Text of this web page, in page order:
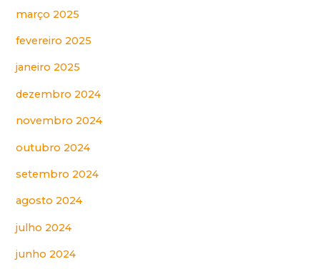
março 2025
fevereiro 2025
janeiro 2025
dezembro 2024
novembro 2024
outubro 2024
setembro 2024
agosto 2024
julho 2024
junho 2024